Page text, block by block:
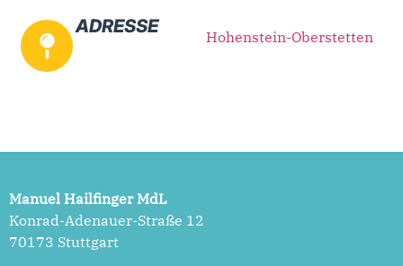
ADRESSE Hohenstein-Oberstetten
Manuel Hailfinger MdL
Konrad-Adenauer-Straße 12
70173 Stuttgart